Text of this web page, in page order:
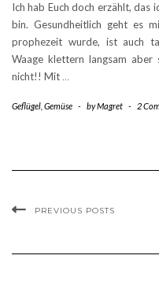
Ich hab Euch doch erzählt, das
bin. Gesundheitlich geht es
prophezeit wurde, ist auch
Waage klettern langsam aber
nicht!! Mit…
Geflügel Gemüse - byMagret - 2
PREVIOUS POSTS